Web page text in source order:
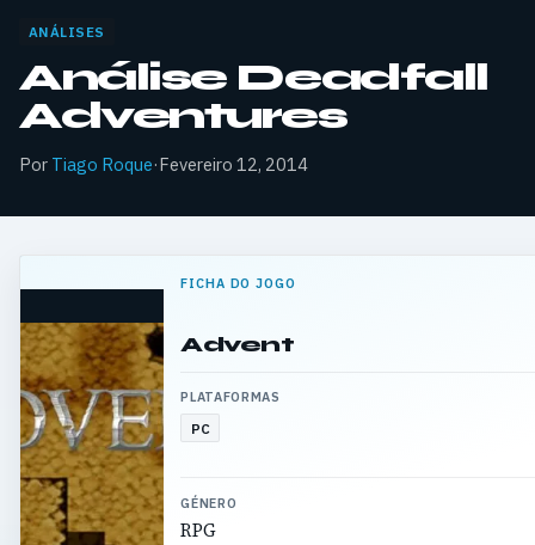
ANÁLISES
Análise Deadfall
Adventures
Por Tiago Roque·Fevereiro 12, 2014
FICHA DO JOGO
Advent
PLATAFORMAS
PC
GÉNERO
RPG